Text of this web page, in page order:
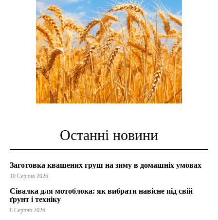
Останні новини
Заготовка квашених груш на зиму в домашніх умовах
10 Серпня 2026
Сівалка для мотоблока: як вибрати навісне під свій
ґрунт і техніку
8 Серпня 2026